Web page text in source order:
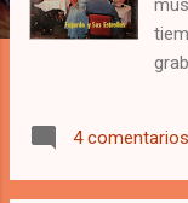
4 comentarios